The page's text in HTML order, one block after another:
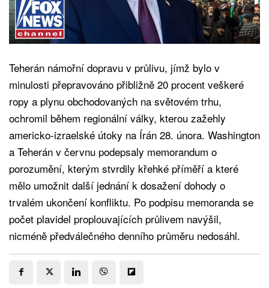
Teherán námořní dopravu v průlivu, jímž bylo v
minulosti přepravováno přibližně 20 procent veškeré
ropy a plynu obchodovaných na světovém trhu,
ochromil během regionální války, kterou zažehly
americko-izraelské útoky na Írán 28. února. Washington
a Teherán v červnu podepsaly memorandum o
porozumění, kterým stvrdily křehké příměří a které
mělo umožnit další jednání k dosažení dohody o
trvalém ukončení konfliktu. Po podpisu memoranda se
počet plavidel proplouvajících průlivem navýšil,
nicméně předválečného denního průměru nedosáhl.